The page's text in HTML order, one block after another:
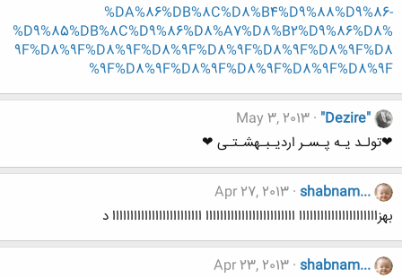
%DA%86%DB%8C%D8%B4%D9%88%D9%86-
%D9%85%DB%8C%D9%86%D8%A7%D8%B2%D9%86%D8%
9F%D8%9F%D8%9F%D8%9F%D8%9F%D8%9F%D8%9F%D8
%9F%D8%9F%D8%9F%D8%9F%D8%9F%D8%9F
"Dezire"
May 3, 2013
❤تولـد یـه پـسـر اردیـبـهشـتـی ❤
shabnam...
Apr 27, 2013
بهزاااااااااااااااااااااا ااااااااااااااااااااااااا ااااااااااااااااااااااااا د
shabnam...
Apr 23, 2013